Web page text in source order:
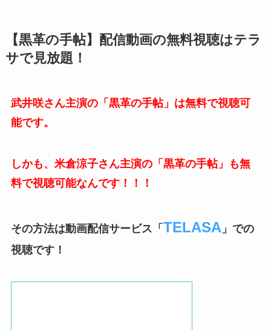
【黒革の手帖】配信動画の無料視聴はテラ
サで見放題！
武井咲さん主演の「黒革の手帖」は無料で視聴可
能です。
しかも、米倉涼子さん主演の「黒革の手帖」も無
料で視聴可能なんです！！！
その方法は動画配信サービス「 TELASA」での
視聴です！